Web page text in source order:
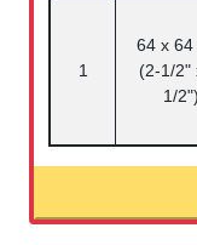
1
64 x 64
(2-1/2"
1/2")